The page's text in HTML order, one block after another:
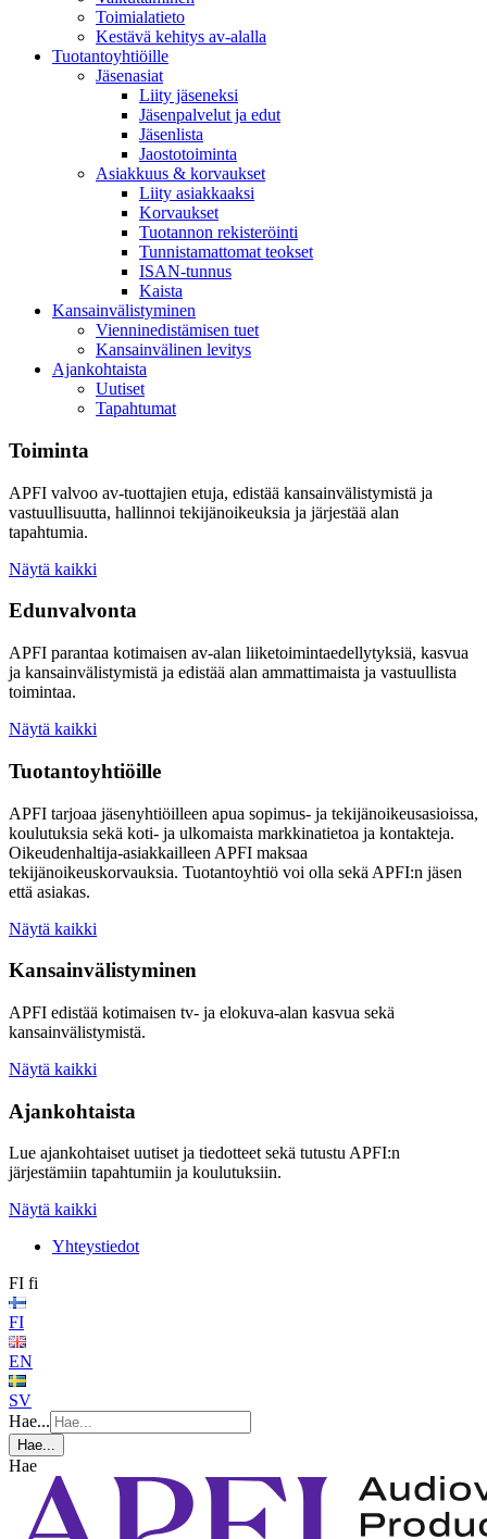
Toimialatieto
Kestävä kehitys av-alalla
Tuotantoyhtiöille
Jäsenasiat
Liity jäseneksi
Jäsenpalvelut ja edut
Jäsenlista
Jaostotoiminta
Asiakkuus & korvaukset
Liity asiakkaaksi
Korvaukset
Tuotannon rekisteröinti
Tunnistamattomat teokset
ISAN-tunnus
Kaista
Kansainvälistyminen
Vienninedistämisen tuet
Kansainvälinen levitys
Ajankohtaista
Uutiset
Tapahtumat
Toiminta
APFI valvoo av-tuottajien etuja, edistää kansainvälistymistä ja
vastuullisuutta, hallinnoi tekijänoikeuksia ja järjestää alan
tapahtumia.
Näytä kaikki
Edunvalvonta
APFI parantaa kotimaisen av-alan liiketoimintaedellytyksiä, kasvua
ja kansainvälistymistä ja edistää alan ammattimaista ja vastuullista
toimintaa.
Näytä kaikki
Tuotantoyhtiöille
APFI tarjoaa jäsenyhtiöilleen apua sopimus- ja tekijänoikeusasioissa,
koulutuksia sekä koti- ja ulkomaista markkinatietoa ja kontakteja.
Oikeudenhaltija-asiakkailleen APFI maksaa
tekijänoikeuskorvauksia. Tuotantoyhtiö voi olla sekä APFI:n jäsen
että asiakas.
Näytä kaikki
Kansainvälistyminen
APFI edistää kotimaisen tv- ja elokuva-alan kasvua sekä
kansainvälistymistä.
Näytä kaikki
Ajankohtaista
Lue ajankohtaiset uutiset ja tiedotteet sekä tutustu APFI:n
järjestämiin tapahtumiin ja koulutuksiin.
Näytä kaikki
Yhteystiedot
FI fi
FI
EN
SV
Hae...
Hae...
Hae